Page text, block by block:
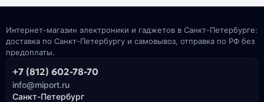
Интернет-магазин электроники и гаджетов в Санкт-Петербурге:
доставка по Санкт-Петербургу и самовывоз, отправка по РФ без
предоплаты.
+7 (812) 602-78-70
info@miport.ru
Санкт-Петербург